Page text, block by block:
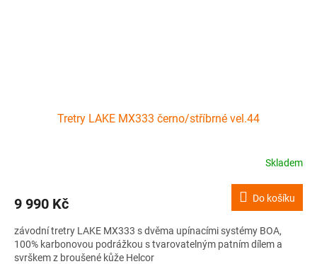
Tretry LAKE MX333 černo/stříbrné vel.44
Skladem
9 990 Kč Do košíku
závodní tretry LAKE MX333 s dvěma upínacími systémy BOA,
100% karbonovou podrážkou s tvarovatelným patním dílem a
svrškem z broušené kůže Helcor